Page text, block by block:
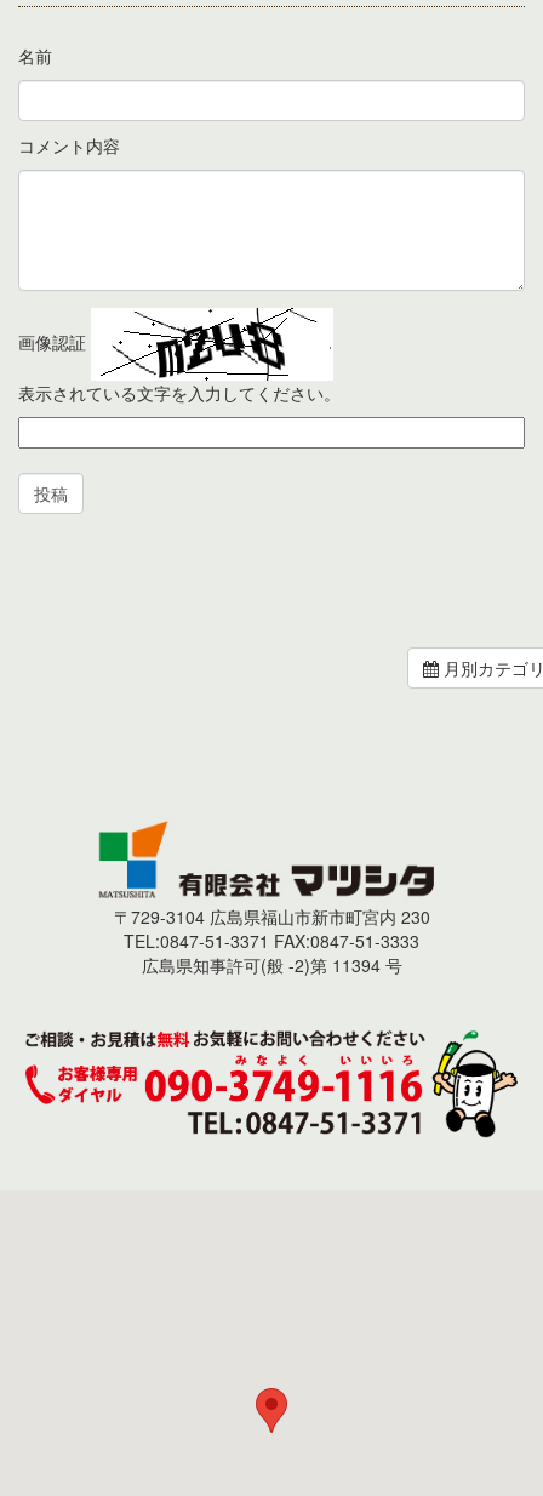
名前
コメント内容
画像認証
表示されている文字を入力してください。
月別カテゴ
〒729-3104 広島県福山市新市町宮内 230
TEL:0847-51-3371 FAX:0847-51-3333
広島県知事許可(般 -2)第 11394 号